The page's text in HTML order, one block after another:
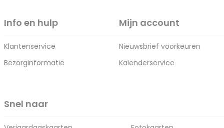
Info en hulp
Klantenservice
Bezorginformatie
Mijn account
Nieuwsbrief voorkeuren
Kalenderservice
Snel naar